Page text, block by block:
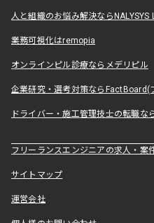
人と組織のお悩み解決ならNALYSYS
業務可視化はremopia
オンラインピル診療ならメデリピル
企業研究・選考対策ならFactBoard(
ドライバー・施工管理技士の転職な
フリーランスエンジニアの求人・案
サイトマップ
運営会社